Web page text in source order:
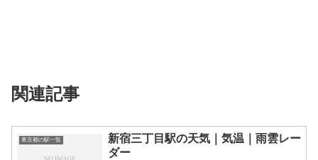
関連記事
東京都の駅一覧
新宿三丁目駅の天気｜気温｜雨雲レー
ダー